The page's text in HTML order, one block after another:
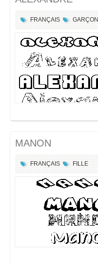
FRANÇAIS GARÇON
MANON
FRANÇAIS FILLE